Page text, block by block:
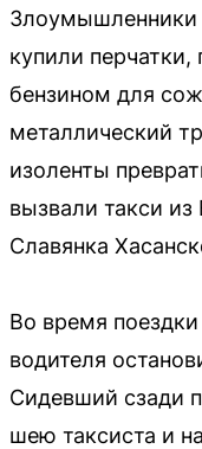
Злоумышленники
купили
бензином для
металлический
изоленты
вызвали такси
Славянка
Во время
водителя
Сидевший сзади
шею таксиста и